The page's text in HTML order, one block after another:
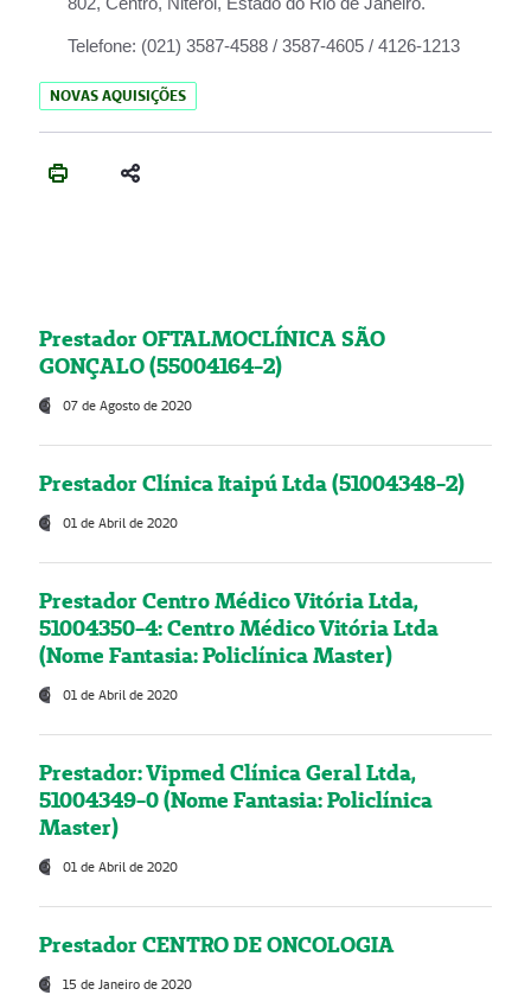
Telefone: (021) 3587-4588 / 3587-4605 / 4126-1213
NOVAS AQUISIÇÕES
Prestador OFTALMOCLÍNICA SÃO
GONÇALO (55004164-2)
07 de Agosto de 2020
Prestador Clínica Itaipú Ltda (51004348-2)
01 de Abril de 2020
Prestador Centro Médico Vitória Ltda,
51004350-4: Centro Médico Vitória Ltda
(Nome Fantasia: Policlínica Master)
01 de Abril de 2020
Prestador: Vipmed Clínica Geral Ltda,
51004349-0 (Nome Fantasia: Policlínica
Master)
01 de Abril de 2020
Prestador CENTRO DE ONCOLOGIA
15 de Janeiro de 2020